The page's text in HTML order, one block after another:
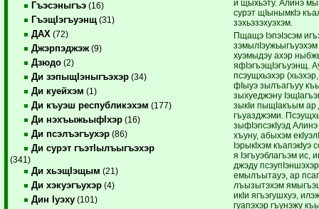
Гъэсэныгъэ (16)
ГъэщIэгъуэнщ (31)
ДАХ (72)
Джэрпэджэж (9)
Дзюдо (2)
Ди зэпыщIэныгъэхэр (34)
Ди куейхэм (1)
Ди къуэш республикэхэм (177)
Ди нэхъыжьыфIхэр (16)
Ди псэлъэгъухэр (86)
Ди сурэт гъэтIылъыгъэхэр
(341)
Ди хьэщIэщым (21)
Ди хэкуэгъухэр (4)
Дин Iуэху (101)
и щыхьэту. Алинэ
сурэт щIынымкIэ
зэхьэзэхуэхэм.
Пщащэ IэпэIэсэм
хуэмыдэу ахэр
яфIэгъэщIэгъуэнщ.
псэущхьэхэр
фIыуэ зылъагъуу
зыхуеджэну
зыкIи пыщIакъым ар
гъуазджэми.
зыфIэпсэкIуэд
хъуну, абыхэм
IэрыкIхэм къапэкIуэ
я Iэгъуэблагъэм ис,
джэду
емылъытауэ, ар
лъызытэхэм
икIи ягъэгушхуэ,
гуапэхэр гъунэжу